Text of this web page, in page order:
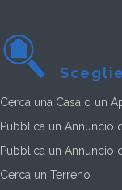
Cerca una Casa o un
Pubblica un Annuncio
Pubblica un Annuncio
Cerca un Terreno